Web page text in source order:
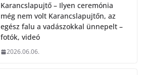
Karancslapujtő – Ilyen ceremónia
még nem volt Karancslapujtőn, az
egész falu a vadászokkal ünnepelt –
fotók, videó
2026.06.06.